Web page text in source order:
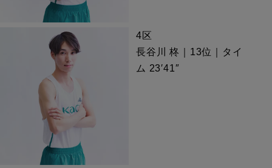
4区
長谷川 柊｜13位｜タイ
ム 23′41″